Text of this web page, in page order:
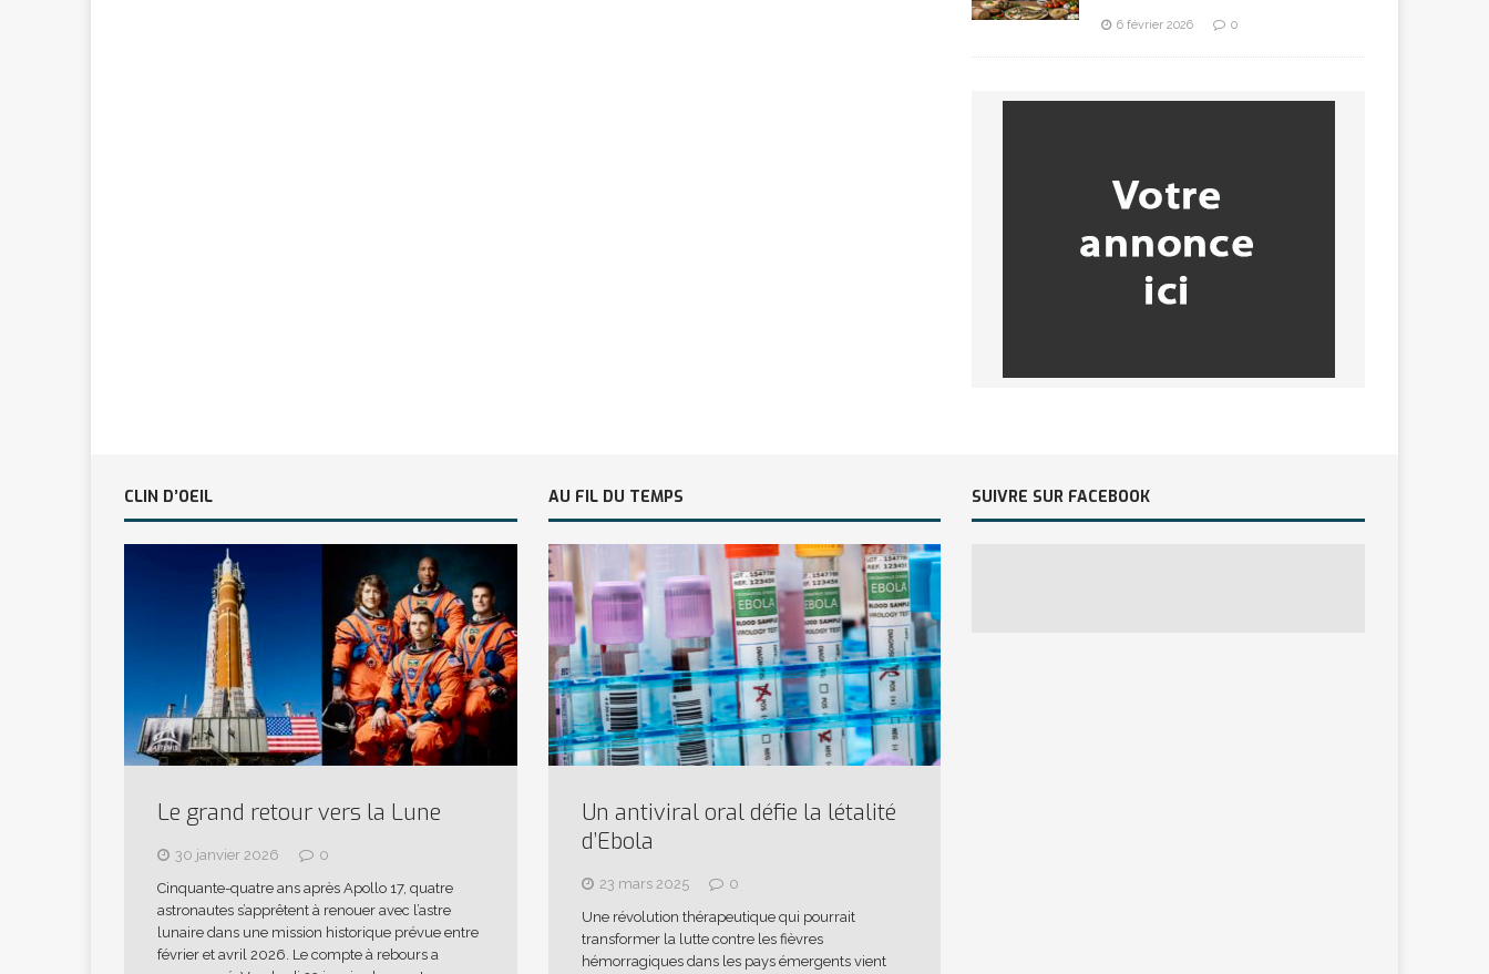
6 février 2026 0
CLIN D’OEIL
Le grand retour vers la Lune
30 janvier 2026
0
Cinquante-quatre ans après Apollo 17, quatre
astronautes s’apprêtent à renouer avec l’astre
lunaire dans une mission historique prévue entre
février et avril 2026. Le compte à rebours a
AU FIL DU TEMPS
Un antiviral oral défie la létalité
d’Ebola
23 mars 2025
0
Une révolution thérapeutique qui pourrait
transformer la lutte contre les fièvres
hémorragiques dans les pays émergents vient
SUIVRE SUR FACEBOOK